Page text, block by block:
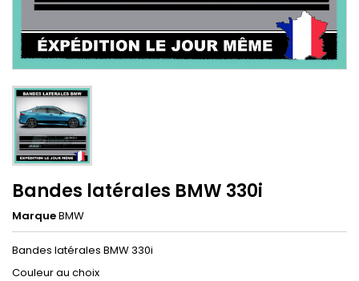
Bandes latérales BMW 330i
MarqueBMW
Bandes latérales BMW 330i
Couleur au choix